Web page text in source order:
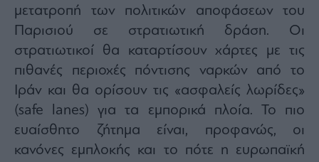
μετατροπή των πολιτικών αποφάσεων του
Παρισιού σε στρατιωτική δράση. Οι
στρατιωτικοί θα καταρτίσουν χάρτες με τις
πιθανές περιοχές πόντισης ναρκών από το
Ιράν και θα ορίσουν τις «ασφαλείς λωρίδες»
(safe lanes) για τα εμπορικά πλοία. Το πιο
ευαίσθητο ζήτημα είναι, προφανώς, οι
κανόνες εμπλοκής και το πότε η ευρωπαϊκή